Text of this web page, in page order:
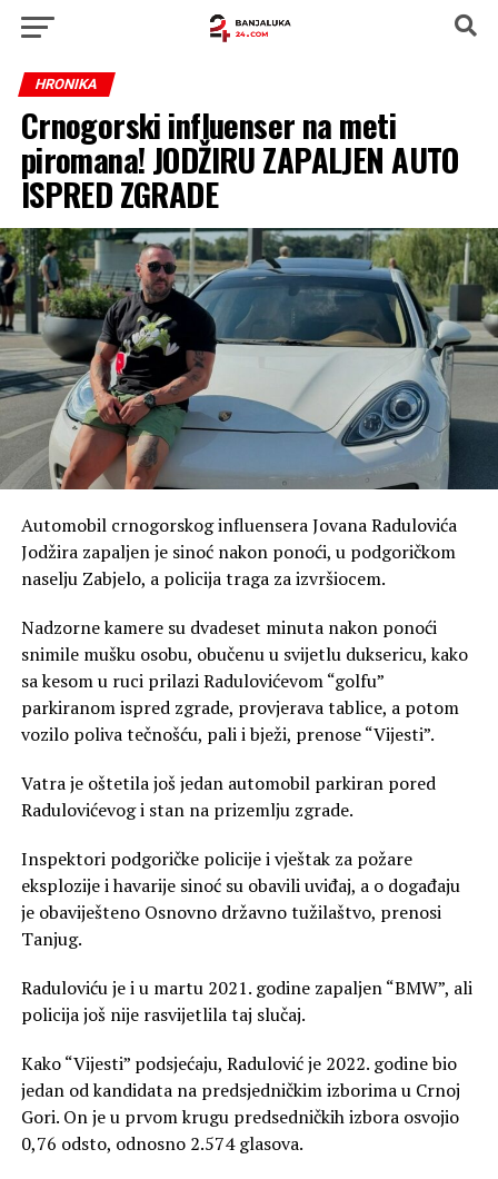
HRONIKA
Crnogorski influenser na meti
piromana! JODŽIRU ZAPALJEN AUTO
ISPRED ZGRADE
Automobil crnogorskog influensera Jovana Radulovića
Jodžira zapaljen je sinoć nakon ponoći, u podgoričkom
naselju Zabjelo, a policija traga za izvršiocem.
Nadzorne kamere su dvadeset minuta nakon ponoći
snimile mušku osobu, obučenu u svijetlu duksericu, kako
sa kesom u ruci prilazi Radulovićevom “golfu”
parkiranom ispred zgrade, provjerava tablice, a potom
vozilo poliva tečnošću, pali i bježi, prenose “Vijesti”.
Vatra je oštetila još jedan automobil parkiran pored
Radulovićevog i stan na prizemlju zgrade.
Inspektori podgoričke policije i vještak za požare
eksplozije i havarije sinoć su obavili uviđaj, a o događaju
je obaviješteno Osnovno državno tužilaštvo, prenosi
Tanjug.
Raduloviću je i u martu 2021. godine zapaljen “BMW”, ali
policija još nije rasvijetlila taj slučaj.
Kako “Vijesti” podsjećaju, Radulović je 2022. godine bio
jedan od kandidata na predsjedničkim izborima u Crnoj
Gori. On je u prvom krugu predsedničkih izbora osvojio
0,76 odsto, odnosno 2.574 glasova.